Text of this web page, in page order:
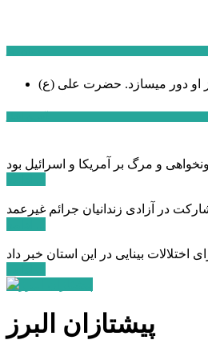
او دور میسازد. حضرت علی (ع)
در آزادی زندانیان جرائم غیرعمد
پیشتازان البرز